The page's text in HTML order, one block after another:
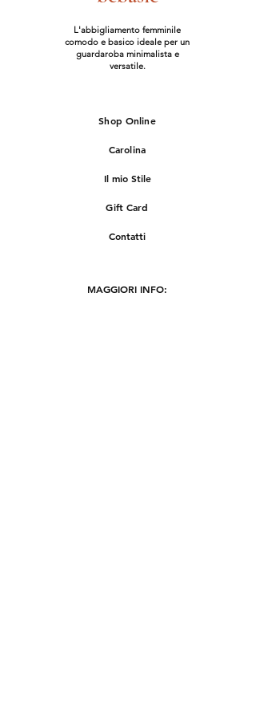
L'abbigliamento femminile
comodo e basico ideale per un
guardaroba minimalista e
versatile.
Shop Online
Carolina
Il mio Stile
Gift Card
Contatti
MAGGIORI INFO: